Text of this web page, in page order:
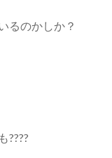
るのかしか？
????